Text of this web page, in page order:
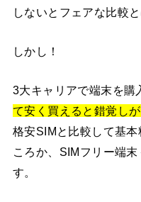
しないとフェアな比較
しかし！
3大キャリアで端末を購
て安く買えると錯覚しが
格安SIMと比較して基
ころか、SIMフリー端
す。